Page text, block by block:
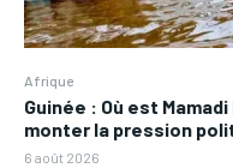
Afrique
Guinée : Où est
monter la pression
6 août 2026